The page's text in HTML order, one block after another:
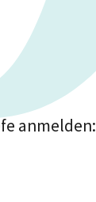
anmelden: